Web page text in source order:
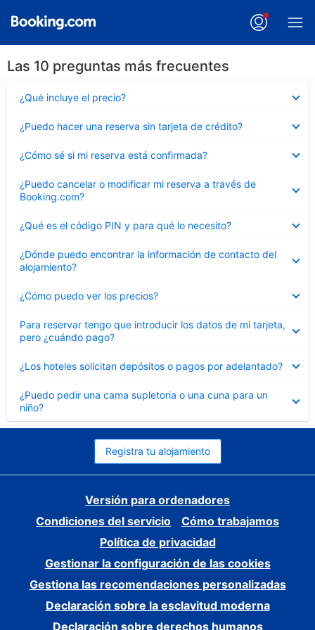
Las 10 preguntas más frecuentes
¿Qué incluye el precio?
cerrado
¿Puedo hacer una reserva sin tarjeta de crédito?
cerrado
¿Cómo sé si mi reserva está confirmada?
cerrado
¿Puedo cancelar o modificar mi reserva a través de
Booking.com?
cerrado
¿Qué es el código PIN y para qué lo necesito?
cerrado
¿Dónde puedo encontrar la información de contacto del
alojamiento?
cerrado
¿Cómo puedo ver los precios?
cerrado
Para reservar tengo que introducir los datos de mi tarjeta,
pero ¿cuándo pago?
cerrado
¿Los hoteles solicitan depósitos o pagos por adelantado?
cerrado
¿Puedo pedir una cama supletoria o una cuna para un
niño?
cerrado
Registra tu alojamiento
Versión para ordenadores
Condiciones del servicio
Cómo trabajamos
Política de privacidad
Gestionar la configuración de las cookies
Gestiona las recomendaciones personalizadas
Declaración sobre la esclavitud moderna
Declaración sobre derechos humanos